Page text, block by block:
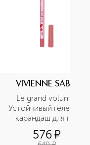
VIVIENNE SABO
Le grand volume
Устойчивый гелевый
карандаш для губ
576¤